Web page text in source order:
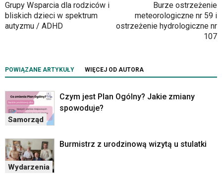
Grupy Wsparcia dla rodziców i
bliskich dzieci w spektrum
autyzmu / ADHD
Burze ostrzeżenie
meteorologiczne nr 59 i
ostrzeżenie hydrologiczne nr
107
POWIĄZANE ARTYKUŁY WIĘCEJ OD AUTORA
Samorząd
Czym jest Plan Ogólny? Jakie zmiany
spowoduje?
Wydarzenia
Burmistrz z urodzinową wizytą u stulatki